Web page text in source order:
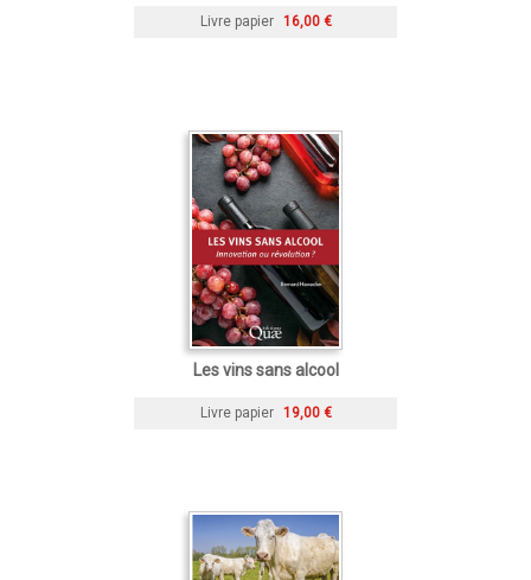
Livre papier 16,00 €
Les vins sans alcool
Livre papier 19,00 €